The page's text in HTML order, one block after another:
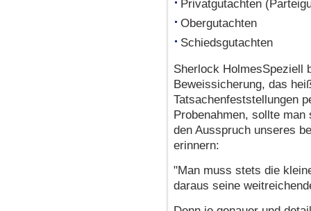
Privatgutachten
Obergutachten
Schiedsgutachten
Sherlock HolmesSpeziell
Beweissicherung, das
Tatsachenfeststellungen
Probenahmen, sollte
den Ausspruch unseres
erinnern:
"Man muss stets die
daraus seine